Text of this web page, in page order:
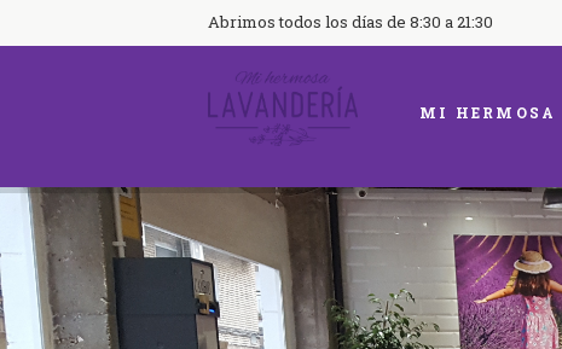
Abrimos todos los días de 8:30 a 21:30
MI HERMOSA